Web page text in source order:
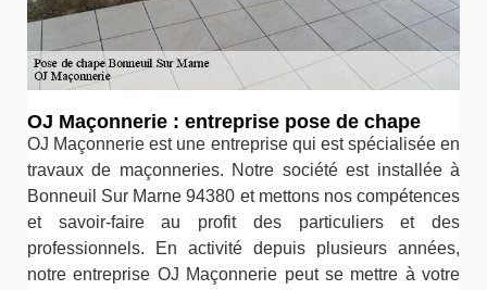
OJ Maçonnerie : entreprise pose de chape
OJ Maçonnerie est une entreprise qui est spécialisée en
travaux de maçonneries. Notre société est installée à
Bonneuil Sur Marne 94380 et mettons nos compétences
et savoir-faire au profit des particuliers et des
professionnels. En activité depuis plusieurs années,
notre entreprise OJ Maçonnerie peut se mettre à votre